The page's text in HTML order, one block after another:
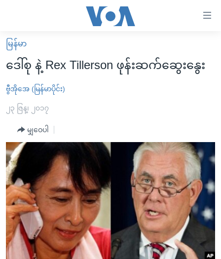
လွယ်ကူ
စေ
Link
များ
အကြောင်းအရာ
သို့
ကျော်
ကြည့်
ရန်
ပင်မ
ညွန်း
စာမျက်နှာ
မူလစာမျက်နှာ
မြန်မာ
ကမ္ဘာ့သတင်းများ
နိုင်ငံတကာ
တရုတ်
အစ္စရေး-ပါလက်စတိုင်း
ဗွီဒီယို
ရပ်ဝန်းတခု လမ်းတခု အလွန်
အင်္ဂလိပ်စာလေ့လာမယ်
အမေရိကန်သုံးအီဒီယံ
မကြေးမုံရဲ့ အင်္ဂလိပ်စာ
ရုပ်ရှင်ထဲက အင်္ဂလိပ်စာ
သုတပဒေသာ အင်္ဂလိပ်စာ
အပတ်စဉ်ကဏ္ဍများ
ရေဒီယို
တီဗွီ
ရေဒီယိုနှင့်ရုပ်သံ အချက်အလက်များ
ရေဒီယို/တီဗွီအစီအစဉ်
Learning English
မြန်မာ
ဒေါ်စု နဲ့ Rex Tillerson ဖုန်းဆက်ဆွေးနွေး
ဗွီအိုအေ (မြန်မာပိုင်း)
၂၃ ဇြန္၊ ၂၀၁၇
မျှဝေပါ